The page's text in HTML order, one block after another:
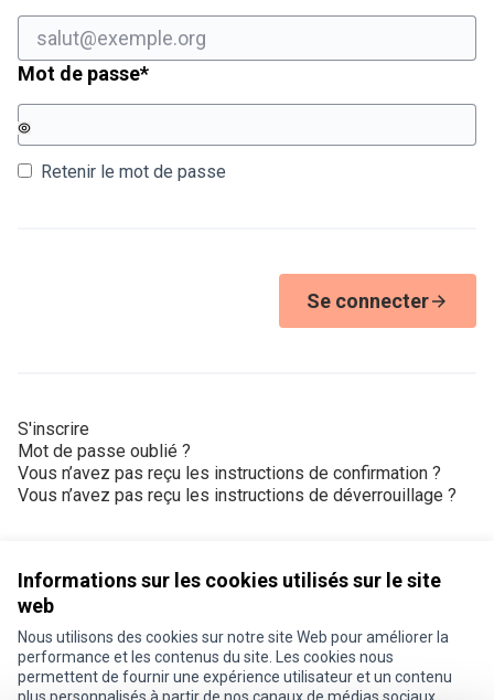
Informations sur les cookies utilisés sur le site
web
Nous utilisons des cookies sur notre site Web pour améliorer la
performance et les contenus du site. Les cookies nous
permettent de fournir une expérience utilisateur et un contenu
Mot de passe*Champ obligatoire
Retenir le mot de passe
Se connecter
S'inscrire
Mot de passe oublié ?
Vous n’avez pas reçu les instructions de confirmation ?
Vous n’avez pas reçu les instructions de déverrouillage ?
Conditions d'utilisation
Paramètres des cookies
Je participe ! sur X
Je participe ! sur Facebook
Je participe ! sur Instagram